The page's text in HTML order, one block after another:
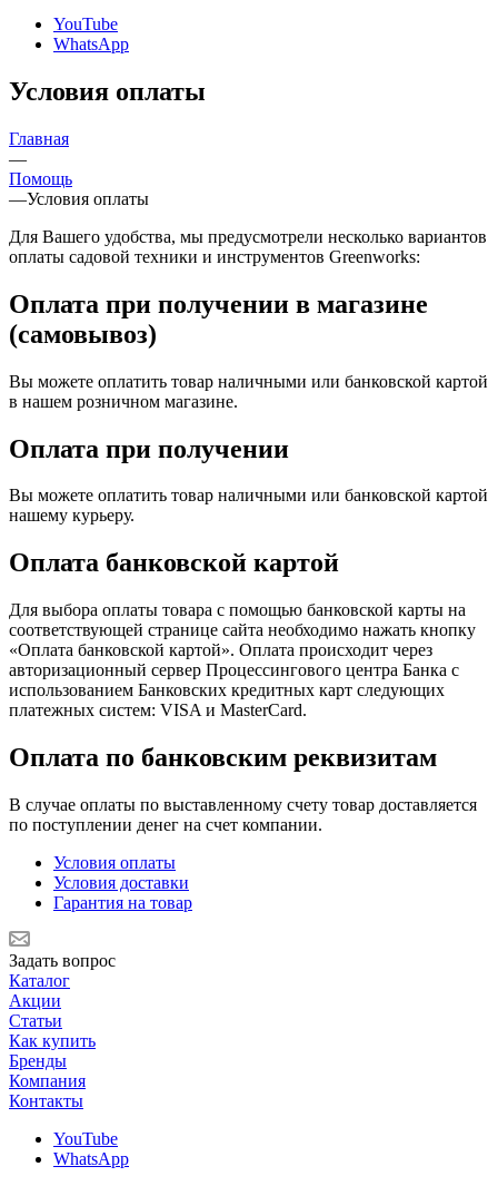
YouTube
WhatsApp
Условия оплаты
Главная
—
Помощь
—Условия оплаты
Для Вашего удобства, мы предусмотрели несколько вариантов
оплаты садовой техники и инструментов Greenworks:
Оплата при получении в магазине
(самовывоз)
Вы можете оплатить товар наличными или банковской картой
в нашем розничном магазине.
Оплата при получении
Вы можете оплатить товар наличными или банковской картой
нашему курьеру.
Оплата банковской картой
Для выбора оплаты товара с помощью банковской карты на
соответствующей странице сайта необходимо нажать кнопку
«Оплата банковской картой». Оплата происходит через
авторизационный сервер Процессингового центра Банка с
использованием Банковских кредитных карт следующих
платежных систем: VISA и MasterCard.
Оплата по банковским реквизитам
В случае оплаты по выставленному счету товар доставляется
по поступлении денег на счет компании.
Условия оплаты
Условия доставки
Гарантия на товар
Задать вопрос
Каталог
Акции
Статьи
Как купить
Бренды
Компания
Контакты
YouTube
WhatsApp